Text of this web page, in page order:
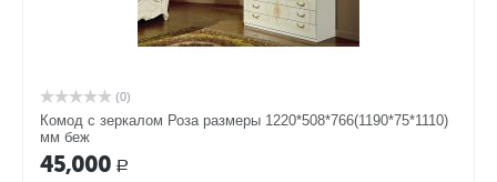
(0)
Комод с зеркалом Роза размеры 1220*508*766(1190*75*1110)
мм беж
45,000 Р